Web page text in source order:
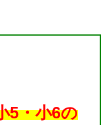
5・小6の